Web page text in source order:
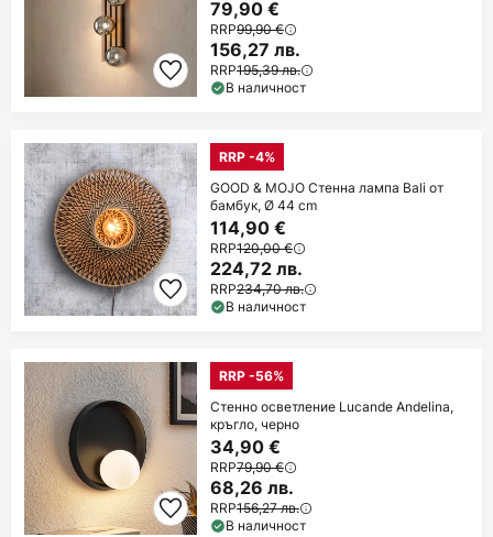
79,90 €
RRP99,90 €
156,27 лв.
RRP195,39 лв.
В наличност
RRP -4%
GOOD & MOJO Стенна лампа Bali от
бамбук, Ø 44 cm
114,90 €
RRP120,00 €
224,72 лв.
RRP234,70 лв.
В наличност
RRP -56%
Стенно осветление Lucande Andelina,
кръгло, черно
34,90 €
RRP79,90 €
68,26 лв.
RRP156,27 лв.
В наличност